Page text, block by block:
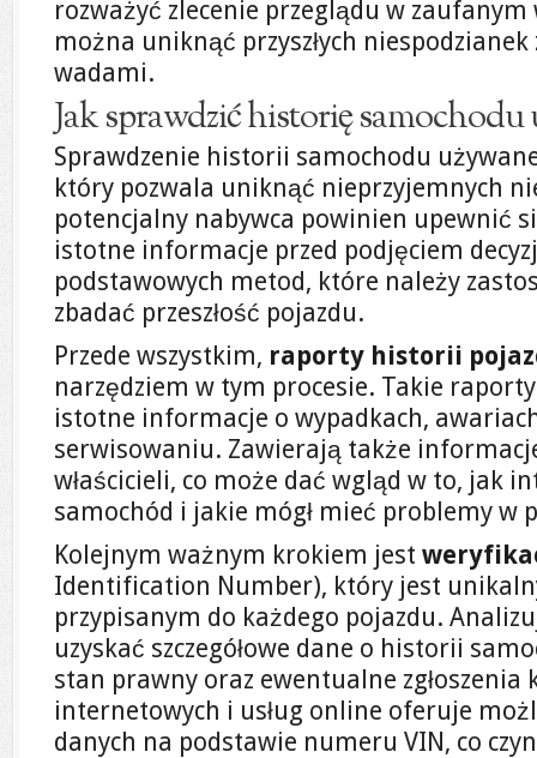
rozważyć zlecenie przeglądu w
można uniknąć przyszłych
wadami.
Jak sprawdzić historię samochodu
Sprawdzenie historii samochodu
który pozwala uniknąć nieprzyjemnych
potencjalny nabywca powinien upewnić
istotne informacje przed podjęciem
podstawowych metod, które należy
zbadać przeszłość pojazdu.
Przede wszystkim, raporty historii
narzędziem w tym procesie. Takie
istotne informacje o wypadkach,
serwisowaniu. Zawierają także
właścicieli, co może dać wgląd w to, jak
samochód i jakie mógł mieć problemy w
Kolejnym ważnym krokiem jest
Identification Number), który jest
przypisanym do każdego pojazdu.
uzyskać szczegółowe dane o historii
stan prawny oraz ewentualne zgłoszenia
internetowych i usług online oferuje
danych na podstawie numeru VIN, co